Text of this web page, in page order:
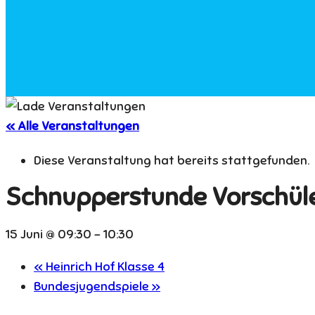
« Alle Veranstaltungen
Diese Veranstaltung hat bereits stattgefunden.
Schnupperstunde
15 Juni @ 09:30 -10:30
« Heinrich Hof Klasse 4
Bundesjugendspiele »